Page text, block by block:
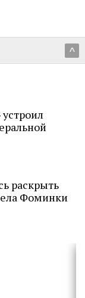
^
раскрыть
Фоминки